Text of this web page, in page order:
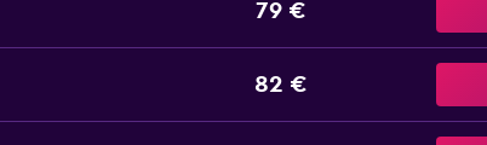
79 €
82 €